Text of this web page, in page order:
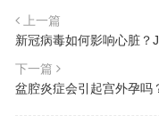
上一篇
新冠病毒如何影响心脏？
下一篇
盆腔炎症会引起宫外孕吗